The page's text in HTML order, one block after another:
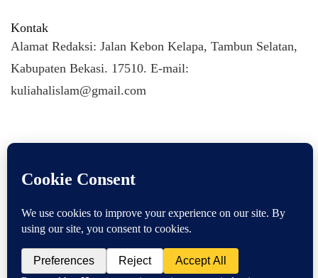
Kontak
Alamat Redaksi: Jalan Kebon Kelapa, Tambun Selatan,
Kabupaten Bekasi. 17510. E-mail:
kuliahalislam@gmail.com